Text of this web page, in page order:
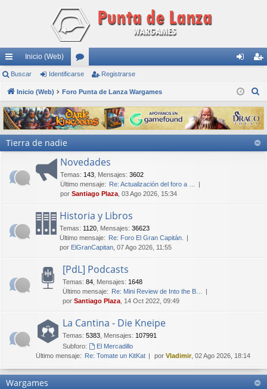
nl
ac
es
rá
pi
Inicio (Web)
or
os nti
fic
ar
ist
ra
rs
e
Buscar Identificarse Registrarse
Inicio (Web) Foro Punta de Lanza Wargames
s
c
Tierra de nadie
Novedades
Temas: 143 Mensajes: 3602
Último mensaje: Re: Actualización del foro a …
por Santiago Plaza , 03 Ago 2026, 15:34
Historia y Libros
Temas: 1120 Mensajes: 36623
Último mensaje: Re: Foro El Gran Capitán.
por ElGranCapitan , 07 Ago 2026, 11:55
[PdL] Podcasts
Temas: 84 Mensajes: 1648
Último mensaje: Re: Mini Review de Into the B…
por Santiago Plaza , 14 Oct 2022, 09:49
La Cantina - Die Kneipe
Temas: 5383 Mensajes: 107991
Subforo:
El Mercadillo
Último mensaje: Re: Tomate un KitKat por Vladimir, 02 Ago 2026, 18:14
Wargames